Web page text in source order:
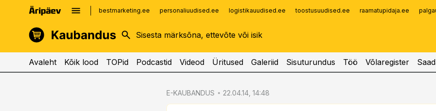
bestmarketing.ee personaliuudised.ee logistikauudised.ee toostusuudised.ee raamatupidaja.ee
kinnisvarauudised.ee
logistikauudised.ee
imelineajalugu.ee
Infopank
Avaleht Kõik lood TOPid Podcastid Videod Üritused Galeriid Sisuturundus Töö Võlaregister
E-KAUBANDUS 22.04.14, 14:48